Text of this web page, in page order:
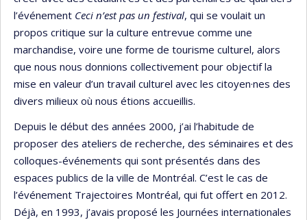
l’événement Ceci n’est pas un festival, qui se voulait un
propos critique sur la culture entrevue comme une
marchandise, voire une forme de tourisme culturel, alors
que nous nous donnions collectivement pour objectif la
mise en valeur d’un travail culturel avec les citoyen·nes des
divers milieux où nous étions accueillis.
Depuis le début des années 2000, j’ai l’habitude de
proposer des ateliers de recherche, des séminaires et des
colloques-événements qui sont présentés dans des
espaces publics de la ville de Montréal. C’est le cas de
l’événement Trajectoires Montréal, qui fut offert en 2012.
Déjà, en 1993, j’avais proposé les Journées internationales